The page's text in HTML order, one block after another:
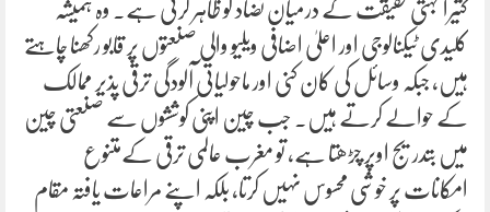
کثیرالجہتی حقیقت کے درمیان تضاد کو ظاہر کرتی ہے۔ وہ ہمیشہ
کلیدی ٹیکنالوجی اور اعلیٰ اضافی ویلیو والی صنعتوں پر قابو رکھنا چاہتے
ہیں، جبکہ وسائل کی کان کنی اور ماحولیاتی آلودگی ترقی پذیر ممالک
کے حوالے کرتے ہیں۔ جب چین اپنی کوششوں سے صنعتی چین
میں بتدریج اوپر چڑھتا ہے، تو مغرب عالمی ترقی کےمتنوع
امکانات پر خوشی محسوس نہیں کرتا، بلکہ اپنے مراعات یافتہ مقام